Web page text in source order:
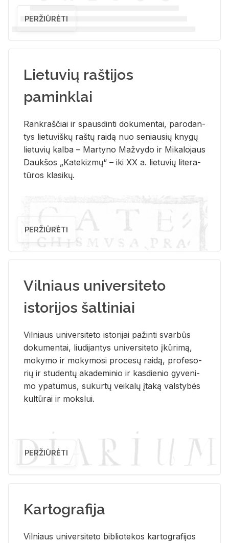
PERŽIŪRĖTI
Lietuvių raštijos
paminklai
Rank­raš­čiai ir spaus­din­ti do­ku­men­tai, pa­ro­dan­
tys lie­tu­viš­kų raš­tų rai­dą nuo se­niau­sių kny­gų
lie­tu­vių kal­ba – Mar­ty­no Ma­žvy­do ir Mi­ka­lo­jaus
Dauk­šos „Ka­te­kiz­mų“ – iki XX a. lie­tu­vių li­te­ra­
tū­ros kla­si­kų.
PERŽIŪRĖTI
Vilniaus universiteto
istorijos šaltiniai
Vil­niaus uni­ver­si­te­to is­to­ri­jai pa­žin­ti svar­būs
do­ku­men­tai, liu­di­jan­tys uni­ver­si­te­to įkū­ri­mą,
mo­ky­mo ir mo­ky­mo­si pro­ce­sų rai­dą, pro­fe­so­
rių ir stu­den­tų aka­de­mi­nio ir kas­die­nio gy­ve­ni­
mo ypa­tu­mus, su­kur­tų vei­ka­lų įta­ką vals­ty­bės
kul­tū­rai ir moks­lui.
PERŽIŪRĖTI
Kartografija
Vil­niaus uni­ver­si­te­to bi­b­lio­te­kos kar­to­gra­fi­jos